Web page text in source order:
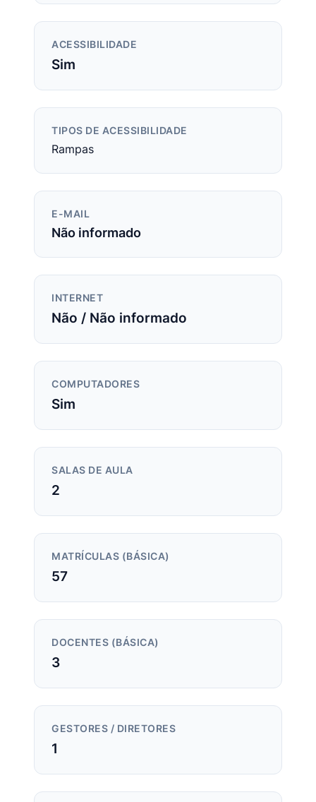
ACESSIBILIDADE
Sim
TIPOS DE ACESSIBILIDADE
Rampas
E-MAIL
Não informado
INTERNET
Não / Não informado
COMPUTADORES
Sim
SALAS DE AULA
2
MATRÍCULAS (BÁSICA)
57
DOCENTES (BÁSICA)
3
GESTORES / DIRETORES
1